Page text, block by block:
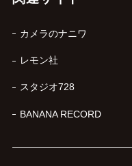
カメラのナニワ
レモン社
スタジオ728
BANANA RECORD